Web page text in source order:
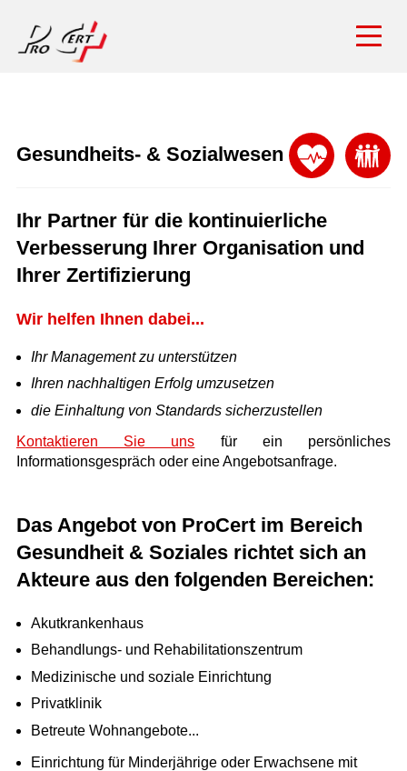
Gesundheits- & Sozialwesen
Ihr Partner für die kontinuierliche
Verbesserung Ihrer Organisation und
Ihrer Zertifizierung
Wir helfen Ihnen dabei...
Ihr Management zu unterstützen
Ihren nachhaltigen Erfolg umzusetzen
die Einhaltung von Standards sicherzustellen
Kontaktieren Sie uns für ein persönliches
Informationsgespräch oder eine Angebotsanfrage.
Das Angebot von ProCert im Bereich
Gesundheit & Soziales richtet sich an
Akteure aus den folgenden Bereichen:
Akutkrankenhaus
Behandlungs- und Rehabilitationszentrum
Medizinische und soziale Einrichtung
Privatklinik
Betreute Wohnangebote...
Einrichtung für Minderjährige oder Erwachsene mit